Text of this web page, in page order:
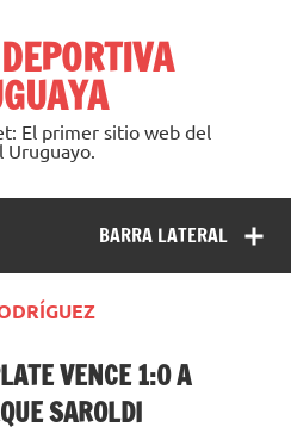
El primer sitio web del
Uruguayo.
BARRA LATERAL
VENCE 1:0 A
SAROLDI